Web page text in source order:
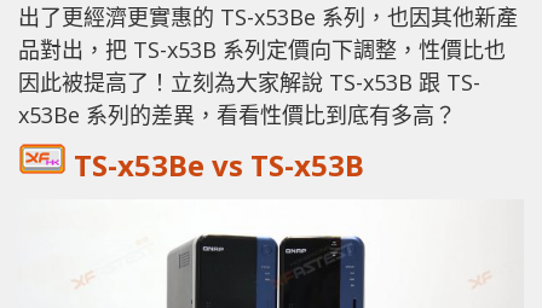
出了更經濟更實惠的 TS-x53Be 系列，也因其他新產
品對出，把 TS-x53B 系列定價向下調整，性價比也
因此被提高了！立刻為大家解說 TS-x53B 跟 TS-
x53Be 系列的差異，看看性價比到底有多高？
TS-x53Be vs TS-x53B